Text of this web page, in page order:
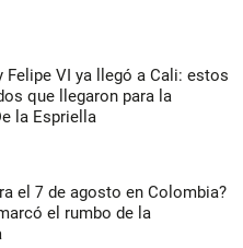
Felipe VI ya llegó a Cali: estos
que llegaron para la
la Espriella
el 7 de agosto en Colombia?
el rumbo de la